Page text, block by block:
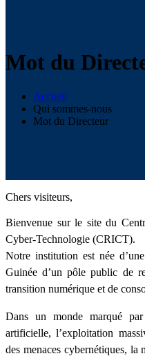
Mot du
Accueil
Qui sommes-nous
Mot du Directeur
Chers visiteurs,
Bienvenue sur le site du
Cyber-Technologie (CRICT).
Notre institution est née
Guinée d’un pôle public de
transition numérique et de
Dans un monde marqué
artificielle, l’exploitation
des menaces cybernétiques,